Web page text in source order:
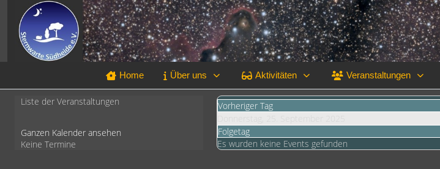
Home Über uns Aktivitäten Veranstaltungen
Liste der Veranstaltungen
Ganzen Kalender ansehen
Keine Termine
Vorheriger Tag
Folgetag
Es wurden keine Events gefunden